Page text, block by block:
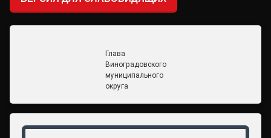
Глава
Виноградовского
муниципального
округа